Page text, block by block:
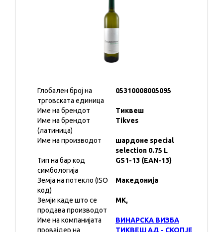
Глобален број на
трговската единица
05310008005095
Име на брендот
Тиквеш
Име на брендот
(латиница)
Tikves
Име на производот
шардоне special
selection 0.75 L
Тип на бар код
симбологија
GS1-13 (EAN-13)
Земја на потекло (ISO
код)
Македонија
Земји каде што се
продава производот
MK,
Име на компанијата
провајдер на
ВИНАРСКА ВИЗБА
ТИКВЕШ АД - СКОПЈЕ